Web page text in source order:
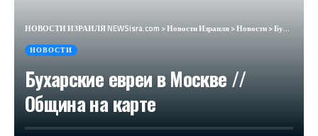
НОВОСТИ ИЗРАИЛЯ NEWSisra.com >Новости Израиля>Новости>Бухарские евреи в Москве // Община на карте
НОВОСТИ
Бухарские евреи в Москве //
Община на карте